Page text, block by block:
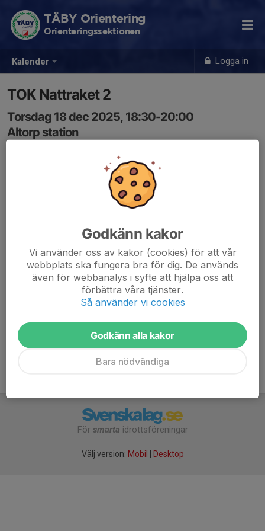
Kalender Logga in
TÄBY Orientering
Orienteringssektionen
TOK Nattraket 2
Torsdag 18 dec 2025, 18:30-20:00
Altorp station
Anmälan och info i Eventor, samt här för att underlätta
Arrangör: Martin och Mats Herbert
www.tabyok.se/tabyok-
orientering/sida/121577/nattraketen-2025-2026
För smarta idrottsföreningar
Välj version: Mobil Desktop
Godkänn kakor
Vi använder oss av kakor (cookies) för att vår
webbplats ska fungera bra för dig. De används
även för webbanalys i syfte att hjälpa oss att
förbättra våra tjänster.
Så använder vi cookies
Godkänn alla kakor
Bara nödvändiga